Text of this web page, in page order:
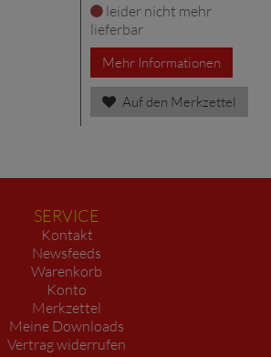
leider nicht mehr
lieferbar
Mehr Informationen
Auf den Merkzettel
SERVICE
Kontakt
Newsfeeds
Warenkorb
Konto
Merkzettel
Meine Downloads
Vertrag widerrufen